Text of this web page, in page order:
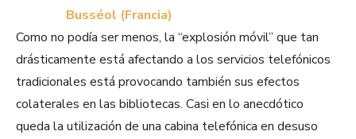
Como no podía ser menos, la “explosión móvil” que tan
drásticamente está afectando a los servicios telefónicos
tradicionales está provocando también sus efectos
colaterales en las bibliotecas. Casi en lo anecdótico
queda la utilización de una cabina telefónica en desuso